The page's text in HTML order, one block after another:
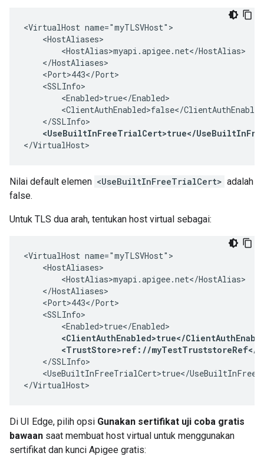
<VirtualHost name="myTLSVHost">
    <HostAliases>
        <HostAlias>myapi.apigee.net</HostAlias>
    </HostAliases>
    <Port>443</Port>
    <SSLInfo>
        <Enabled>true</Enabled>
<ClientAuthEnabled>false</
    </SSLInfo>
<UseBuiltInFreeTrialCert>true</
</VirtualHost>
Nilai default elemen <UseBuiltInFreeTrialCert> adalah
false.
Untuk TLS dua arah, tentukan host virtual sebagai:
<VirtualHost name="myTLSVHost">
    <HostAliases>
        <HostAlias>myapi.apigee.net</HostAlias>
    </HostAliases>
    <Port>443</Port>
    <SSLInfo>
        <Enabled>true</Enabled>
<ClientAuthEnabled>true</
<TrustStore>ref://myTestTruststoreRef</
    </SSLInfo>
<UseBuiltInFreeTrialCert>true</
</VirtualHost>
Di UI Edge, pilih opsi Gunakan sertifikat uji coba gratis
bawaan saat membuat host virtual untuk menggunakan
sertifikat dan kunci Apigee gratis: